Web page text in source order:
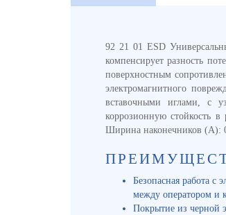
92 21 01 ESD
компенсирует разность
поверхностным
электромагнитного
вставочными иглами, с
коррозионную стойкость
Ширина наконечников (A):
Безопасная работа с
между оператором и
Покрытие из черной